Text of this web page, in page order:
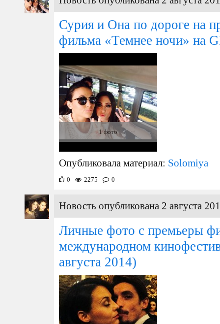
Сурия и Она по дороге на
фильма «Темнее ночи» на
1 фото
Опубликовала материал: Solomiya
0 2275 0
Новость опубликована 2 августа
Личные фото с премьеры
международном
августа 2014)